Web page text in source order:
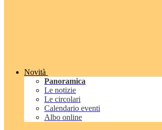
Novità
Panoramica
Le notizie
Le circolari
Calendario eventi
Albo online